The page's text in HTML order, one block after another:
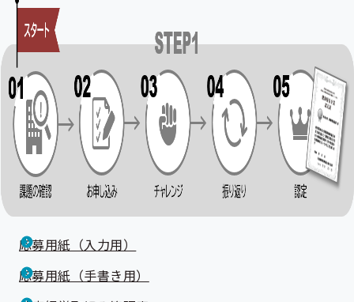
応募用紙（入力用）
応募用紙（手書き用）